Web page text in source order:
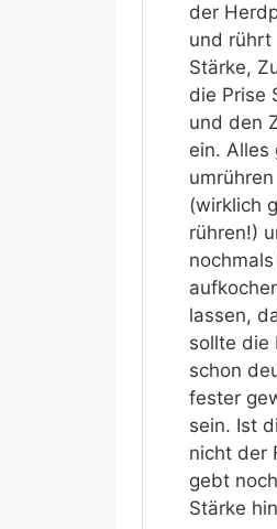
der
und rührt
Stärke,
die Prise
und den
ein. Alles
umrühren
(wirklich
rühren!)
lassen,
sollte die
schon
fester
sein. Ist
nicht der
gebt
Stärke